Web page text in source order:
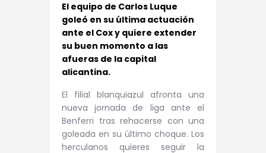
El equipo de Carlos Luque
goleó en su última actuación
ante el Cox y quiere extender
su buen momento a las
afueras de la capital
alicantina.
El filial blanquiazul afronta una
nueva jornada de liga ante el
Benferri tras rehacerse con una
goleada en su último choque. Los
herculanos quieres seguir la